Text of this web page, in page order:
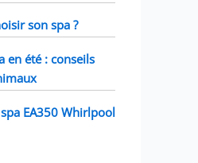
son spa ?
en été : conseils
EA350 Whirlpool